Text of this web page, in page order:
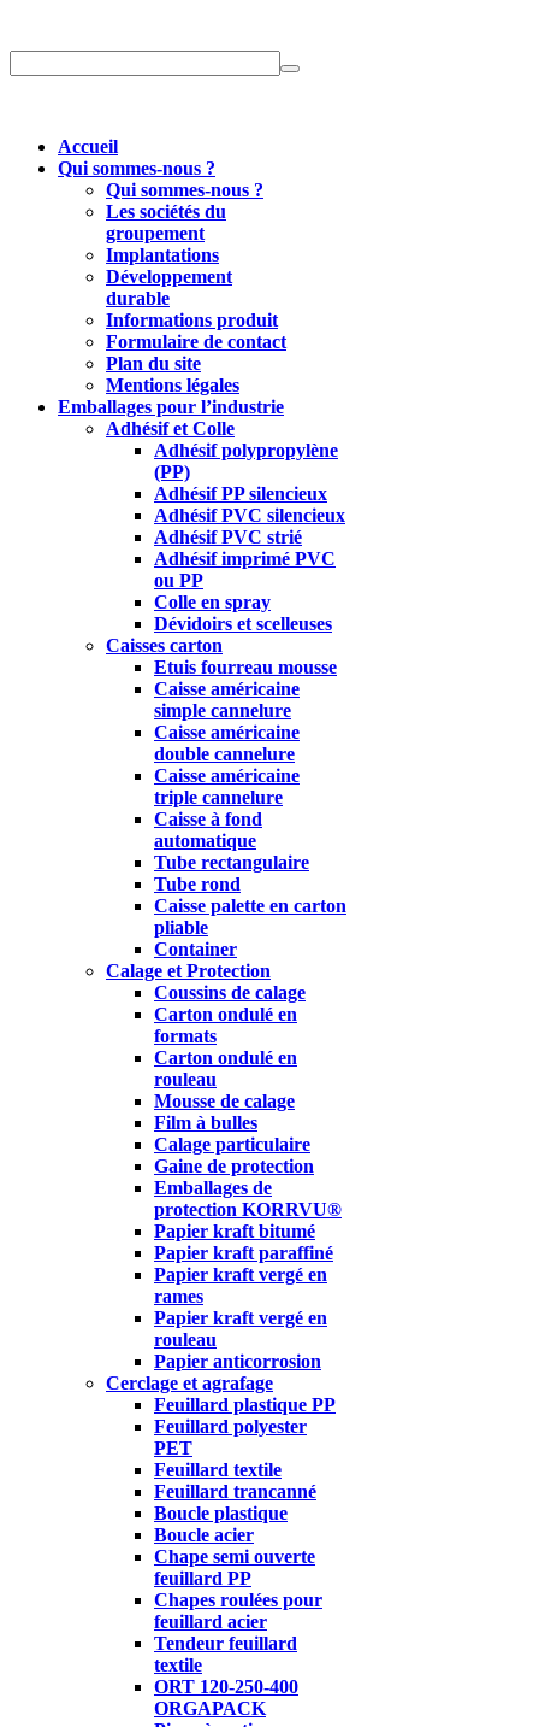
Accueil
Qui sommes-nous ?
Qui sommes-nous ?
Les sociétés du
groupement
Implantations
Développement
durable
Informations produit
Formulaire de contact
Plan du site
Mentions légales
Emballages pour l’industrie
Adhésif et Colle
Adhésif polypropylène
(PP)
Adhésif PP silencieux
Adhésif PVC silencieux
Adhésif PVC strié
Adhésif imprimé PVC
ou PP
Colle en spray
Dévidoirs et scelleuses
Caisses carton
Etuis fourreau mousse
Caisse américaine
simple cannelure
Caisse américaine
double cannelure
Caisse américaine
triple cannelure
Caisse à fond
automatique
Tube rectangulaire
Tube rond
Caisse palette en carton
pliable
Container
Calage et Protection
Coussins de calage
Carton ondulé en
formats
Carton ondulé en
rouleau
Mousse de calage
Film à bulles
Calage particulaire
Gaine de protection
Emballages de
protection KORRVU®
Papier kraft bitumé
Papier kraft paraffiné
Papier kraft vergé en
rames
Papier kraft vergé en
rouleau
Papier anticorrosion
Cerclage et agrafage
Feuillard plastique PP
Feuillard polyester
PET
Feuillard textile
Feuillard trancanné
Boucle plastique
Boucle acier
Chape semi ouverte
feuillard PP
Chapes roulées pour
feuillard acier
Tendeur feuillard
textile
ORT 120-250-400
ORGAPACK